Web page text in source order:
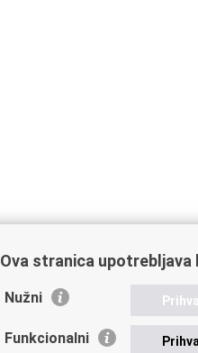
Ova stranica upotrebljava
Nužni
Funkcionalni